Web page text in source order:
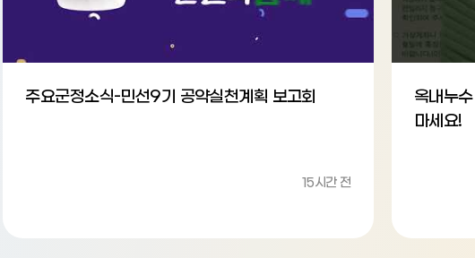
주요군정소식-민선9기 공약실천계획 보고회
15시간 전
옥내누
마세요!